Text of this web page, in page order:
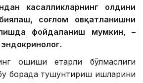
касалликларнинг олдини
соғлом овқатланишни
фойдаланиш мумкин, –
ошиши етарли бўлмаслиги
борада тушунтириш ишларини